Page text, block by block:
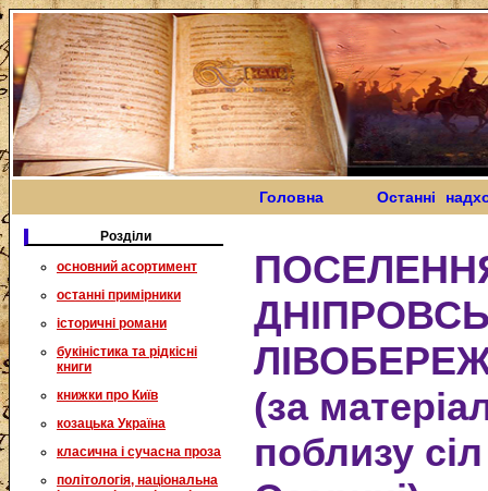
Головна Останні
Розділи
основний асортимент
останні примірники
історичні романи
букіністика та рідкісні
книги
книжки про Київ
козацька Україна
класична і сучасна проза
політологія, національна
(за
поблизу